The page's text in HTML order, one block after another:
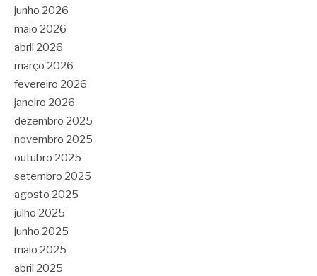
junho 2026
maio 2026
abril 2026
março 2026
fevereiro 2026
janeiro 2026
dezembro 2025
novembro 2025
outubro 2025
setembro 2025
agosto 2025
julho 2025
junho 2025
maio 2025
abril 2025